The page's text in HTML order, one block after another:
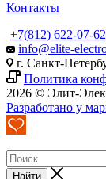
Контакты
+7(812) 622-07-62
info@elite-
г. Санкт-
Политика
2026 © Элит-
Разработано у
Найти